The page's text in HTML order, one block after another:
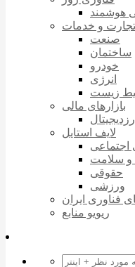
هوشمند
تجارت و خدمات
صنعت
ساختمان
خودرو
انرژی
زیست
بازارهای مالی
ارزدیجیتال
لایف استایل
اجتماعی
سلامت
حقوقی
ورزشی
فناوری ایران
ریویو منابع